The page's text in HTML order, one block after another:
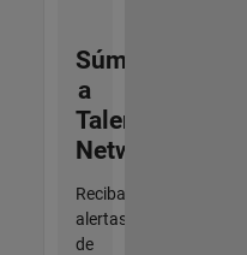
Súmese
a
Talent
Network
Reciba
alertas
de